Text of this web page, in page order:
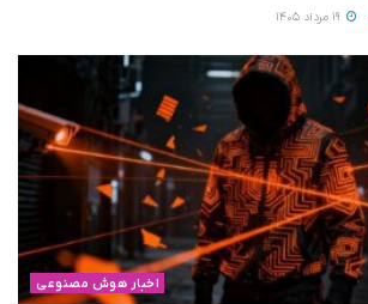
اخبار هوش مصنوعی